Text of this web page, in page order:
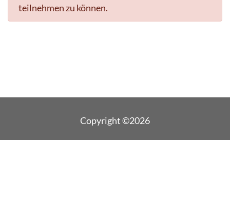
teilnehmen zu können.
Copyright ©2026